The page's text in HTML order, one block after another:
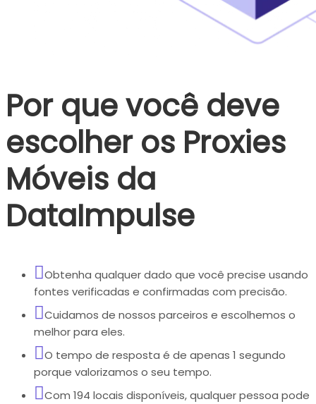
Por que você deve
escolher os Proxies
Móveis da
DataImpulse
Obtenha qualquer dado que você precise usando
fontes verificadas e confirmadas com precisão.
Cuidamos de nossos parceiros e escolhemos o
melhor para eles.
O tempo de resposta é de apenas 1 segundo
porque valorizamos o seu tempo.
Com 194 locais disponíveis, qualquer pessoa pode